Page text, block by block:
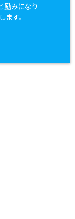
励みになり
ます。